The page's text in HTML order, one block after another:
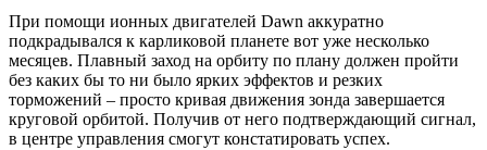
При помощи ионных двигателей Dawn аккуратно
подкрадывался к карликовой планете вот уже несколько
месяцев. Плавный заход на орбиту по плану должен пройти
без каких бы то ни было ярких эффектов и резких
торможений – просто кривая движения зонда завершается
круговой орбитой. Получив от него подтверждающий сигнал,
в центре управления смогут констатировать успех.